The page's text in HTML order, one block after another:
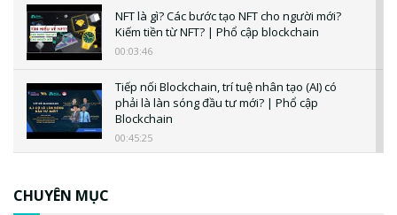
NFT là gì? Các bước tạo NFT cho người mới?
Kiếm tiền từ NFT? | Phổ cập blockchain
00:03:46
Tiếp nối Blockchain, trí tuệ nhân tạo (AI) có
phải là làn sóng đầu tư mới? | Phổ cập
Blockchain
00:45:25
CHUYÊN MỤC